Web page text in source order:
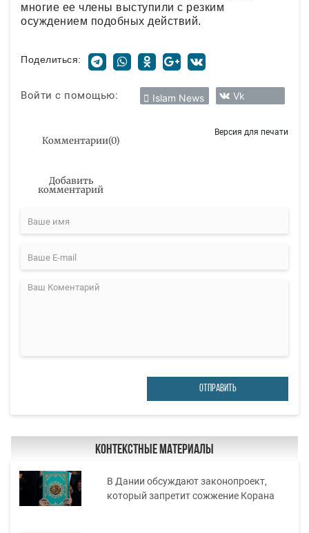
многие ее члены выступили с резким
осуждением подобных действий.
Поделиться:
Войти с помощью: Islam News Vk
Комментарии(0)
Версия для печати
Добавить
комментарий
ОТПРАВИТЬ
Контекстные материалы
В Дании обсуждают законопроект,
который запретит сожжение Корана